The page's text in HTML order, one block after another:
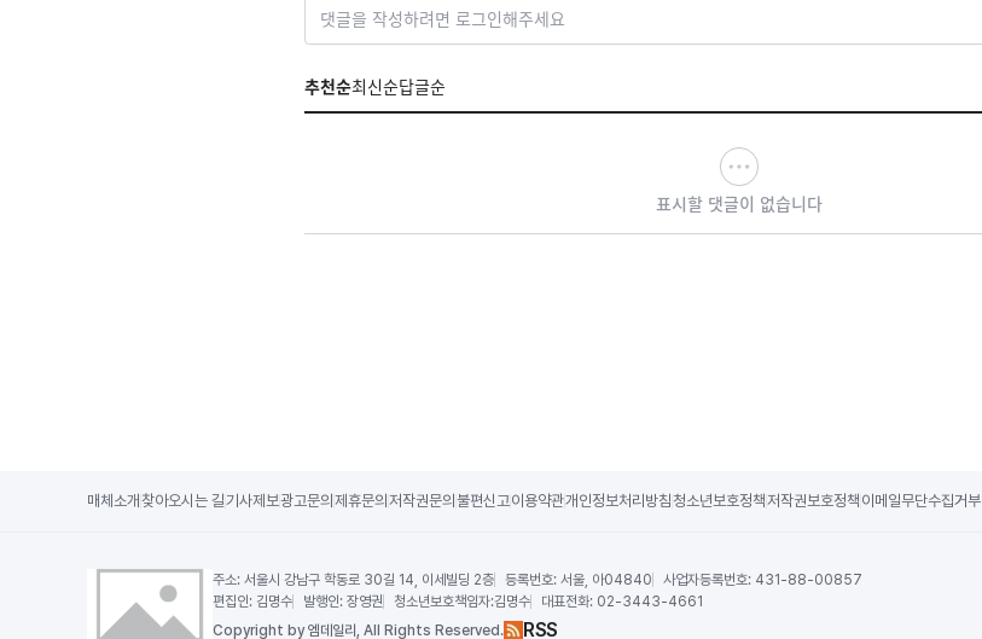
댓글을 작성하려면 로그인해주세요
추천순최신순답글순
표시할 댓글이 없습니다
매체소개 찾아오시는 길기사제보광고문의 제휴문의 저작권문의 불편신고이용약관개인정보처리방침 청소년보호정책저작권보호정책 이메일무단수집거부
주소:서울시 강남구 학동로 30길 14, 이세빌딩 2층 등록번호: 서울, 아04840 사업자등록번호: 431-88-00857
편집인: 김명수 발행인:장영권 청소년보호책임자:김명수 대표전화: 02-3443-4661
Copyright by 엠데일리, All Rights Reserved. RSS